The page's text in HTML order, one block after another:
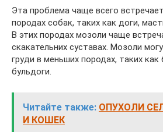
Эта проблема чаще всего
породах собак, таких как доги,
В этих породах мозоли чаще
скакательних суставах. Мозоли
груди в меньших породах, таких как
бульдоги.
Читайте также: ОПУХОЛИ
И КОШЕК